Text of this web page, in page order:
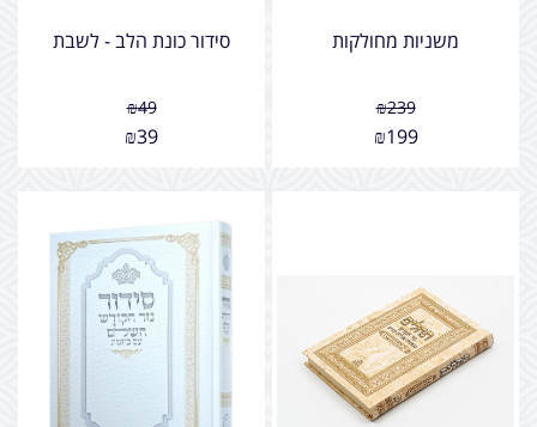
משניות מחולקות
₪239
₪199
סידור כונת הלב - לשבת
₪49
₪39